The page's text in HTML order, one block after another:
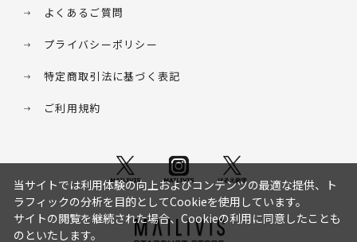
よくあるご質問
プライバシーポリシー
特定商取引法に基づく表記
ご利用規約
当サイトでは利用体験の向上およびコンテンツの最適な提供、ト
ラフィックの分析を目的としてCookieを使用しています。
サイトの閲覧を継続された場合、Cookieの利用に同意したことも
のといたします。